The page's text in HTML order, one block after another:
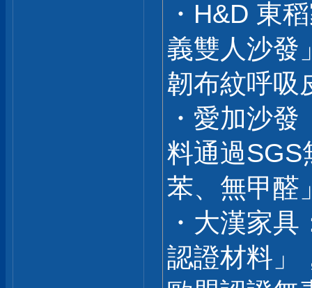
・H&D 東
義雙人沙發
韌布紋呼吸
・愛加沙
料通過SGS
苯、無甲醛
・大漢家
認證材料」